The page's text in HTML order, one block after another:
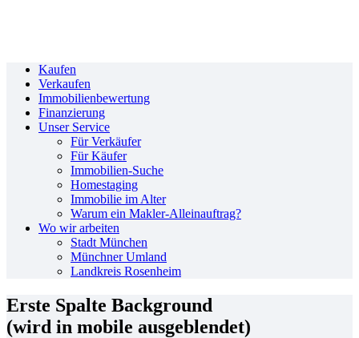
Kaufen
Verkaufen
Immobilienbewertung
Finanzierung
Unser Service
Für Verkäufer
Für Käufer
Immobilien-Suche
Homestaging
Immobilie im Alter
Warum ein Makler-Alleinauftrag?
Wo wir arbeiten
Stadt München
Münchner Umland
Landkreis Rosenheim
Erste Spalte Background
(wird in mobile ausgeblendet)